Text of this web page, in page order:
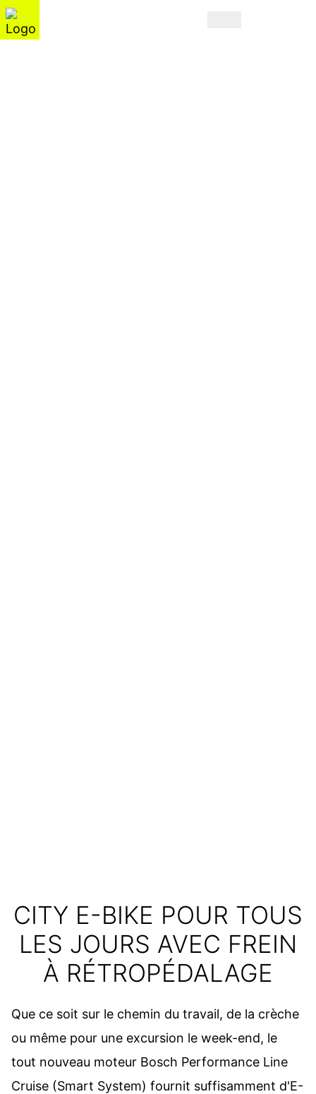
CITY E-BIKE POUR TOUS
LES JOURS AVEC FREIN
À RÉTROPÉDALAGE
Que ce soit sur le chemin du travail, de la crèche
ou même pour une excursion le week-end, le
tout nouveau moteur Bosch Performance Line
Cruise (Smart System) fournit suffisamment d'E-